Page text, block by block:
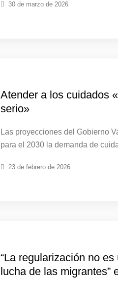
30 de marzo de 2026
Atender a los cuidados
serio»
Las proyecciones del Gobierno
para el 2030 la demanda de
23 de febrero de 2026
“La regularización no
lucha de las migrantes”